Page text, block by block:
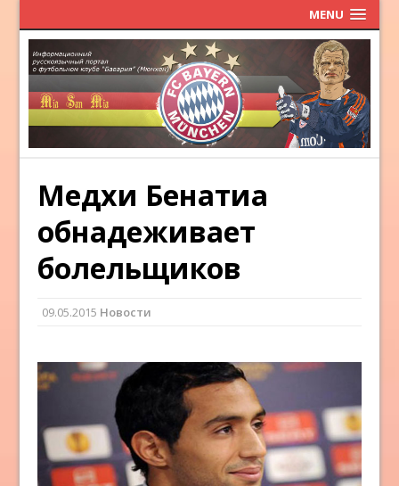
MENU
Медхи Бенатиа
обнадеживает
болельщиков
09.05.2015 Новости